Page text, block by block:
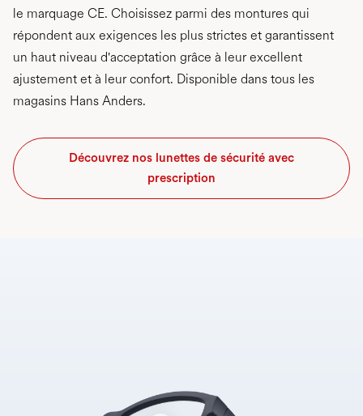
le marquage CE. Choisissez parmi des montures qui
répondent aux exigences les plus strictes et garantissent
un haut niveau d'acceptation grâce à leur excellent
ajustement et à leur confort. Disponible dans tous les
magasins Hans Anders.
Découvrez nos lunettes de sécurité avec
prescription